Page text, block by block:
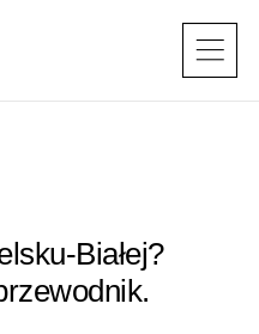
Białej?